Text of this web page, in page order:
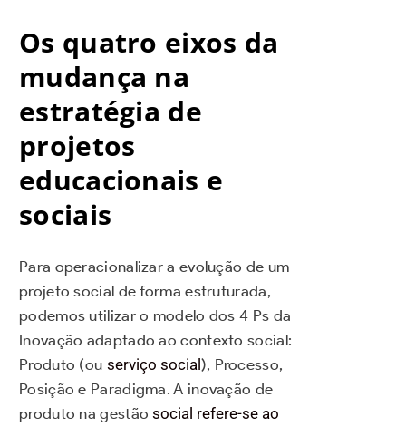
Os quatro eixos da
mudança na
estratégia de
projetos
educacionais e
sociais
Para operacionalizar a evolução de um
projeto social de forma estruturada,
podemos utilizar o modelo dos 4 Ps da
Inovação adaptado ao contexto social:
Produto (ou serviço social), Processo,
Posição e Paradigma. A inovação de
produto na gestãosocial refere-se ao